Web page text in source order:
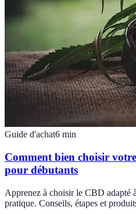
Guide d'achat6 min
Comment bien choisir
pour débutants
Apprenez à choisir le CBD adapté
pratique. Conseils, étapes et